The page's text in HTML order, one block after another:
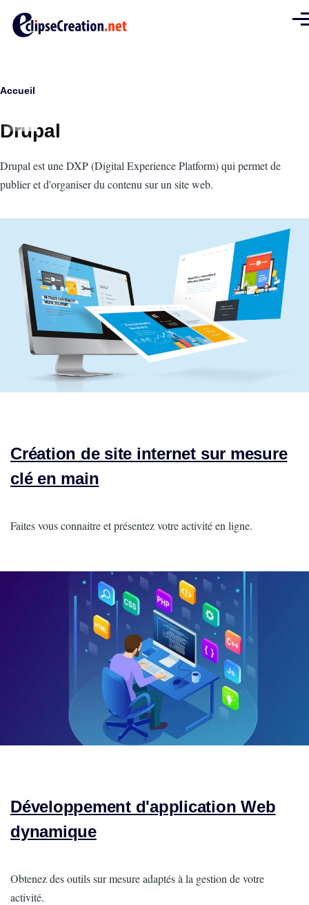
Fil
d'Ariane
Accueil
Drupal
Intro
Drupal est une DXP (Digital Experience Platform) qui permet de
publier et d'organiser du contenu sur un site web.
Création de site internet sur mesure
clé en main
Intro
Faites vous connaitre et présentez votre activité en ligne.
Développement d'application Web
dynamique
Intro
Obtenez des outils sur mesure adaptés à la gestion de votre
activité.